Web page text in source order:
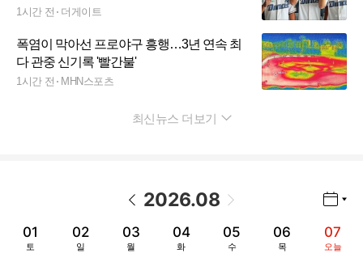
1시간 전 더게이트
폭염이 막아선 프로야구 흥행…3년 연속 최
다 관중 신기록 '빨간불'
1시간 전 MHN스포츠
최신뉴스 더보기
2026.08
01
토
02
일
03
월
04
화
05
수
06
목
07
오늘